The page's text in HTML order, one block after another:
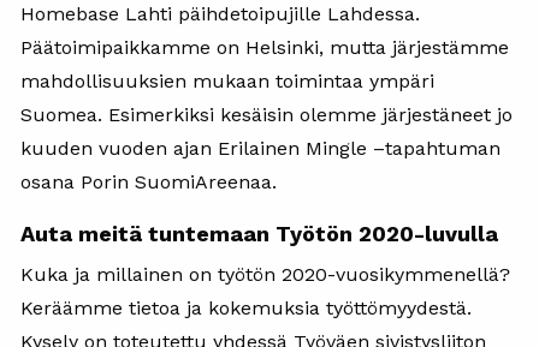
Homebase Lahti päihdetoipujille Lahdessa.
Päätoimipaikkamme on Helsinki, mutta järjestämme
mahdollisuuksien mukaan toimintaa ympäri
Suomea. Esimerkiksi kesäisin olemme järjestäneet jo
kuuden vuoden ajan Erilainen Mingle –tapahtuman
osana Porin SuomiAreenaa.
Auta meitä tuntemaan Työtön 2020-luvulla
Kuka ja millainen on työtön 2020-vuosikymmenellä?
Keräämme tietoa ja kokemuksia työttömyydestä.
Kysely on toteutettu yhdessä Työväen sivistysliiton